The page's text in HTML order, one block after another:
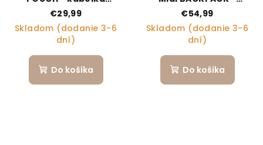
Rasberry Striped
€29,99
Skladom (dodanie 3-6
dní)
Do košíka
batůžek - přední kapsa
Butter Yellow Stripped
€54,99
Skladom (dodanie 3-6
dní)
Do košíka